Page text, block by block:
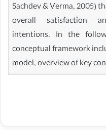
Sachdev & Verma, 2005)
overall satisfaction
intentions. In the
conceptual framework
model, overview of key